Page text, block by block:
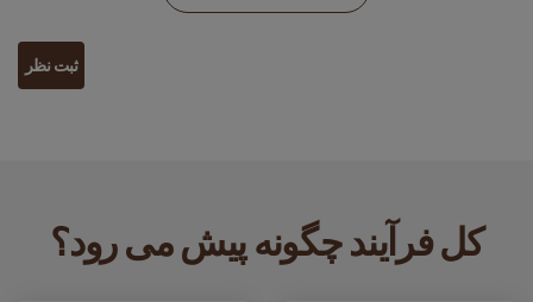
ثبت نظر
کل فرآیند چگونه پیش می رود؟